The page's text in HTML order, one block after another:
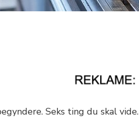
Seks ting du skal vide.